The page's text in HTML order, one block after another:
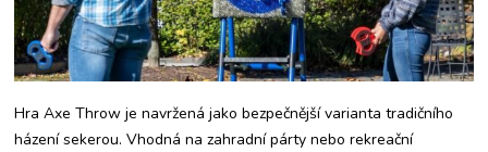
Hra Axe Throw je navržená jako bezpečnější varianta tradičního
házení sekerou. Vhodná na zahradní párty nebo rekreační